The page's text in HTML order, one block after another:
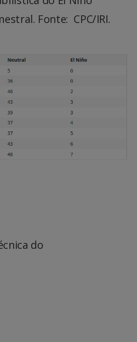
Fonte: CPC/IRI.
do